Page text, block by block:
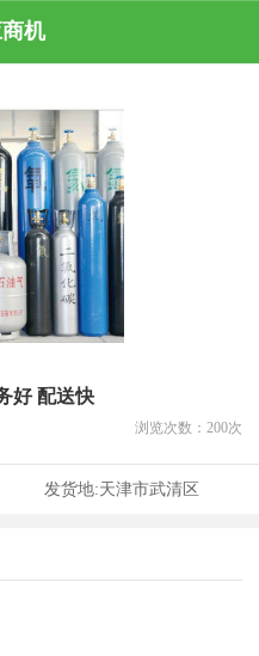
机
好 配送快
浏览次数： 200次
发货地:天津市武清区